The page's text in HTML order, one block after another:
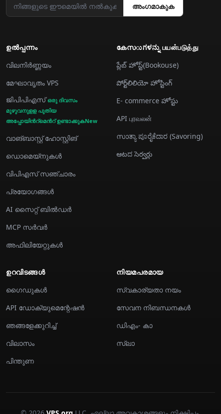
അംഗമാകുക
ഉൽപ്പന്നം
വിലനിർണ്ണയം
മേഘാവൃതം VPS
ജിപിപിഎസ്ഒരു ദിവസം
മുഴുവനുളള പുതിയ
അപ്പോയിന്‍റ്മെന്‍റ് ഉണ്ടാക്കുകNew
വാങ്‌ബാസ്റ്റ് ഹോസ്റ്റിങ്
ഡൊമെയ്‌നുകൾ
വിപിഎസ് സഞ്ചാരം
പ്രയോഗങ്ങള്‍
AI സൈറ്റ് ബിൽഡർ
MCP സര്‍വര്‍
അഫിലിയേറ്റുകൾ
കേസುಗಳನ್ನು பயன்படுத்து
ప్లేబ్ హోస్ట్(Bookouse)
పోర్ట్‌లిలియో హోస్టింగ్
E- commerce హోస్టు
API புரவலன்
സാತ್ಯಾ ಪೂರೈಕೆದಾರ (Savoring)
ఆటದ సెర్వర్లు
ഉറവിടങ്ങൾ
ഗൈഡുകൾ
API ഡോക്യുമെന്റേഷൻ
ഞങ്ങളേക്കുറിച്ച്
വിലാസം
പിന്തുണ
നിയമപരമായ
സ്വകാര്യതാ നയം
സേവന നിബന്ധനകൾ
ഡിഎം- കാ
സ്ലാ